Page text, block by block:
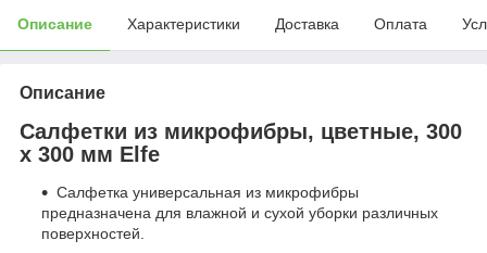
Описание Характеристики Доставка Оплата
Описание
Салфетки из микрофибры, цветные, 300
х 300 мм Elfe
Салфетка универсальная из микрофибры
предназначена для влажной и сухой уборки различных
поверхностей.